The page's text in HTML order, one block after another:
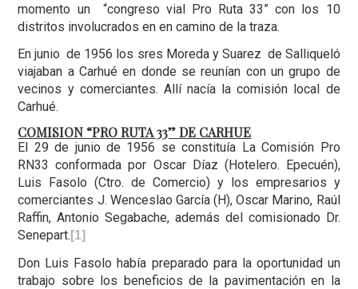
momento un “congreso vial Pro Ruta 33” con los 10
distritos involucrados en en camino de la traza.
En junio de 1956 los sres Moreda y Suarez de Salliqueló
viajaban a Carhué en donde se reunían con un grupo de
vecinos y comerciantes. Allí nacía la comisión local de
Carhué.
COMISION “PRO RUTA 33” DE CARHUE
El 29 de junio de 1956 se constituía La Comisión Pro
RN33 conformada por Oscar Díaz (Hotelero. Epecuén),
Luis Fasolo (Ctro. de Comercio) y los empresarios y
comerciantes J. Wenceslao García (H), Oscar Marino, Raúl
Raffin, Antonio Segabache, además del comisionado Dr.
Senepart. [1]
Don Luis Fasolo había preparado para la oportunidad un
trabajo sobre los beneficios de la pavimentación en la